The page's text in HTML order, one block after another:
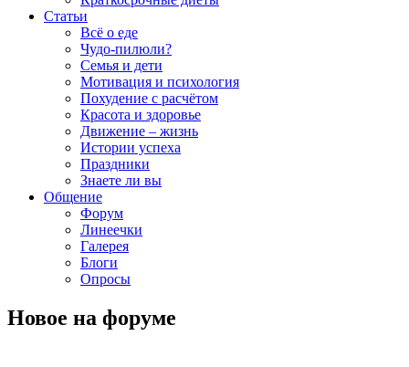
Статьи
Всё о еде
Чудо-пилюли?
Семья и дети
Мотивация и психология
Похудение с расчётом
Красота и здоровье
Движение – жизнь
Истории успеха
Праздники
Знаете ли вы
Общение
Форум
Линеечки
Галерея
Блоги
Опросы
Новое на форуме